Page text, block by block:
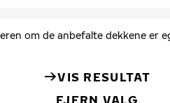
om de anbefalte dekkene er
VIS RESULTAT
FJERN VALG